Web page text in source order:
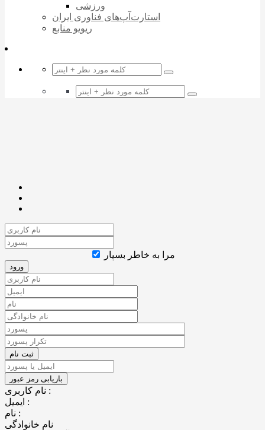
ورزشی
استارت‌آپ‌های فناوری ایران
ریویو منابع
مرا به خاطر بسپار
نام کاربری :
ایمیل :
نام :
نام خانوادگی